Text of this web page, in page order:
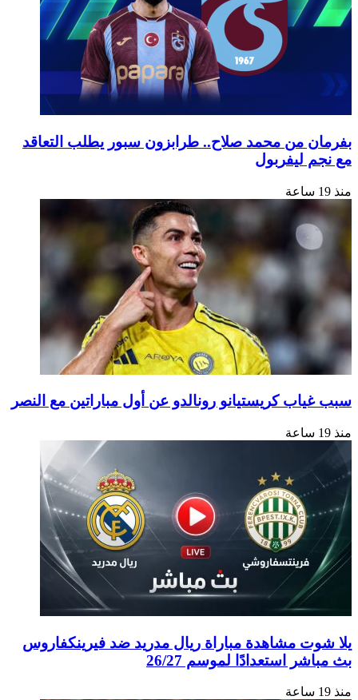
بفرمان من محمد صلاح.. طرابزون سبور يطلب التعاقد
مع نجم ليفربول
منذ 19 ساعة
سبب غياب كريستيانو رونالدو عن أول مباراتين مع النصر
منذ 19 ساعة
يلا شوت مشاهدة مباراة ريال مدريد ضد فيرينكفاروس
بث مباشر استعدادًا لموسم 26/27
منذ 19 ساعة